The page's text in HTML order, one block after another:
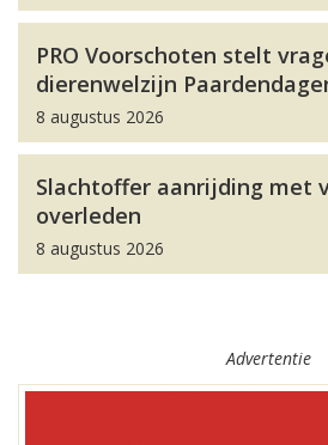
PRO Voorschoten stelt
dierenwelzijn
8 augustus 2026
Slachtoffer aanrijding met
overleden
8 augustus 2026
Advertentie